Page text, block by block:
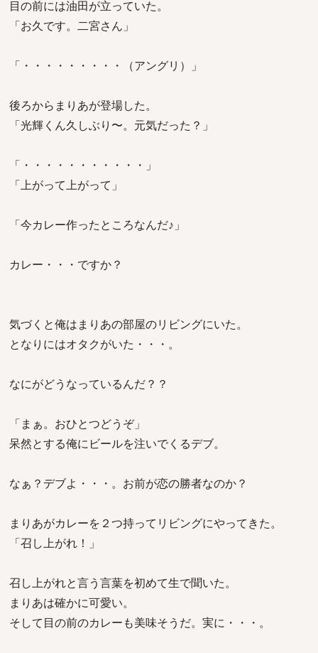
目の前には油田が立っていた。
「お久です。二宮さん」
「・・・・・・・・・（アングリ）」
後ろからまりあが登場した。
「光輝くん久しぶり〜。元気だった？」
「・・・・・・・・・・・」
「上がって上がって」
「今カレー作ったところなんだ♪」
カレー・・・ですか？
気づくと俺はまりあの部屋のリビングにいた。
となりにはオタクがいた・・・。
なにがどうなっているんだ？？
「まぁ。おひとつどうぞ」
呆然とする俺にビールを注いでくるデブ。
なぁ？デブよ・・・。お前が恋の勝者なのか？
まりあがカレーを２つ持ってリビングにやってきた。
「召し上がれ！」
召し上がれと言う言葉を初めて生で聞いた。
まりあは確かに可愛い。
そして目の前のカレーも美味そうだ。実に・・・。